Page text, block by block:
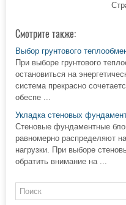
Смотрите также:
Выбор грунтового
При выборе грунтового
остановиться на
система прекрасно
обеспе ...
Укладка стеновых
Стеновые фундаментные
равномерно распределяют
нагрузки. При выборе
обратить внимание на ...